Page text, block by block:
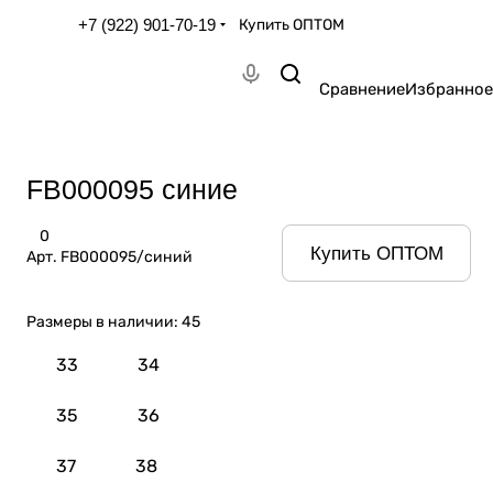
+7 (922) 901-70-19 Купить ОПТОМ
СравнениеИзбранное
FB000095 синие
0
Арт. FB000095/синий
Размеры в наличии: 45
33 34
35 36
37 38
Купить ОПТОМ